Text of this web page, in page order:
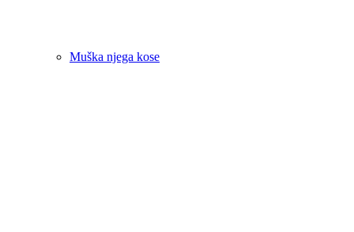
Muška njega kose